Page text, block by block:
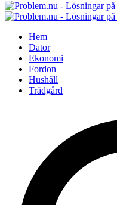
Hem
Dator
Ekonomi
Fordon
Hushåll
Trädgård